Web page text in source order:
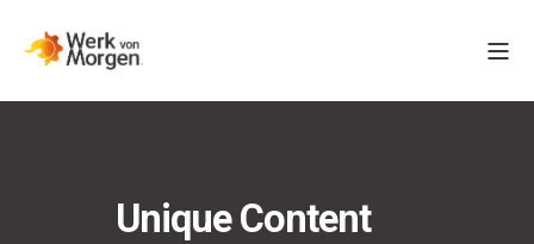
Unique Content